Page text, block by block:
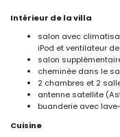
Intérieur de la villa
salon avec
iPod et ventilateur
salon
cheminée dans le
2 chambres et 2
antenne satellite
buanderie avec
Cuisine